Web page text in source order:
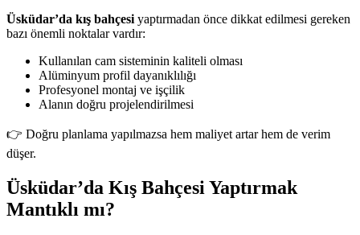
Üsküdar’da kış bahçesi yaptırmadan önce dikkat edilmesi gereken
bazı önemli noktalar vardır:
Kullanılan cam sisteminin kaliteli olması
Alüminyum profil dayanıklılığı
Profesyonel montaj ve işçilik
Alanın doğru projelendirilmesi
👉 Doğru planlama yapılmazsa hem maliyet artar hem de verim
düşer.
Üsküdar’da Kış Bahçesi Yaptırmak
Mantıklı mı?